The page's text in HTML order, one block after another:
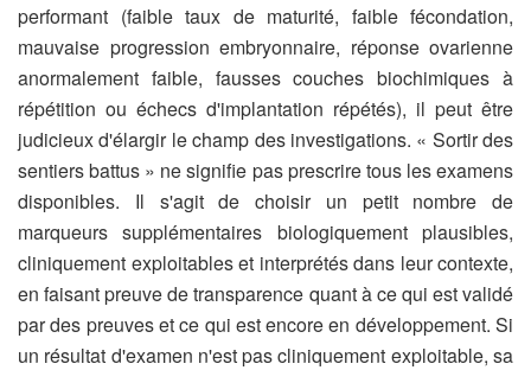
performant (faible taux de maturité, faible fécondation,
mauvaise progression embryonnaire, réponse ovarienne
anormalement faible, fausses couches biochimiques à
répétition ou échecs d'implantation répétés), il peut être
judicieux d'élargir le champ des investigations. « Sortir des
sentiers battus » ne signifie pas prescrire tous les examens
disponibles. Il s'agit de choisir un petit nombre de
marqueurs supplémentaires biologiquement plausibles,
cliniquement exploitables et interprétés dans leur contexte,
en faisant preuve de transparence quant à ce qui est validé
par des preuves et ce qui est encore en développement. Si
un résultat d'examen n'est pas cliniquement exploitable, sa